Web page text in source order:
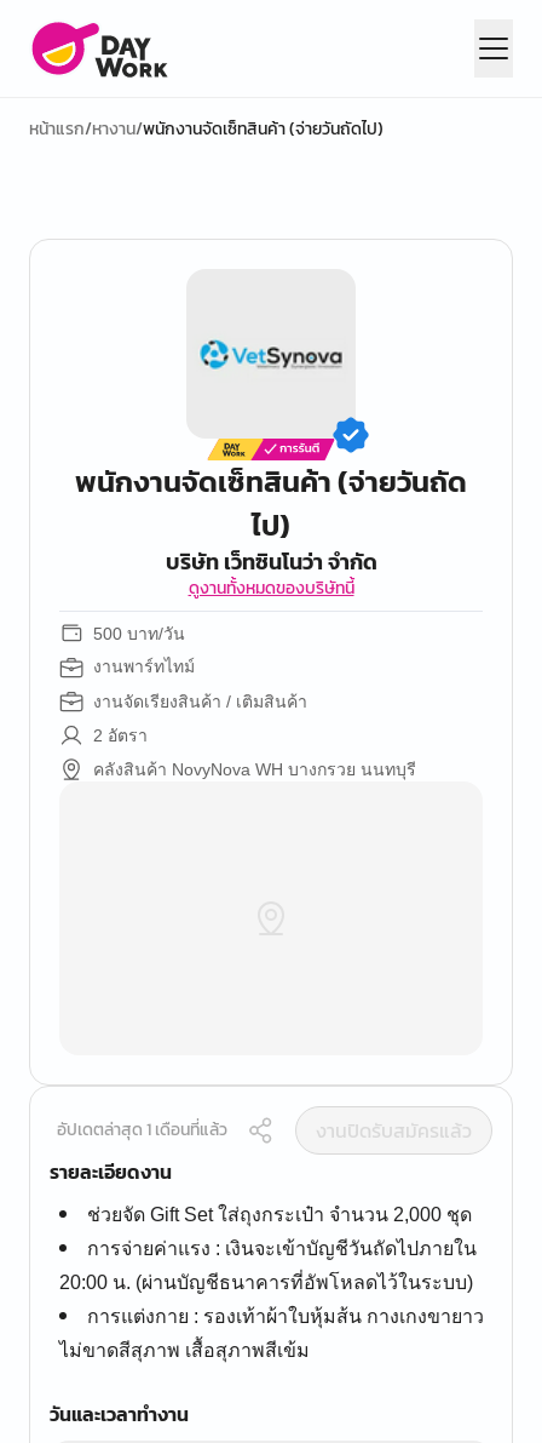
หน้าแรก/หางาน/พนักงานจัดเซ็ทสินค้า (จ่ายวันถัดไป)
พนักงานจัดเซ็ทสินค้า (จ่ายวันถัด
ไป)
บริษัท เว็ทซินโนว่า จำกัด
ดูงานทั้งหมดของบริษัทนี้
500 บาท/วัน
งานพาร์ทไทม์
งานจัดเรียงสินค้า / เติมสินค้า
2 อัตรา
คลังสินค้า NovyNova WH บางกรวย นนทบุรี
อัปเดตล่าสุด 1 เดือนที่แล้ว
งานปิดรับสมัครแล้ว
รายละเอียดงาน
ช่วยจัด Gift Set ใส่ถุงกระเป๋า จำนวน 2,000 ชุด
การจ่ายค่าแรง : เงินจะเข้าบัญชีวันถัดไปภายใน
20:00 น. (ผ่านบัญชีธนาคารที่อัพโหลดไว้ในระบบ)
การแต่งกาย : รองเท้าผ้าใบหุ้มส้น กางเกงขายาว
ไม่ขาดสีสุภาพ เสื้อสุภาพสีเข้ม
วันและเวลาทำงาน